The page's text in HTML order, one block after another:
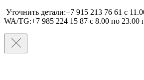
Уточнить детали:+7 915 213 76 61 c
WA/TG:+7 985 224 15 87 c 8.00 по 23.00